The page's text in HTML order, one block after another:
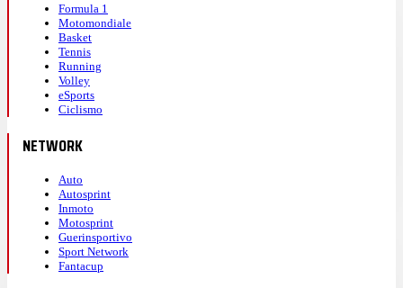
Formula 1
Motomondiale
Basket
Tennis
Running
Volley
eSports
Ciclismo
NETWORK
Auto
Autosprint
Inmoto
Motosprint
Guerinsportivo
Sport Network
Fantacup